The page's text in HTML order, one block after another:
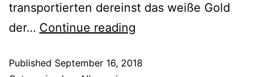
transportierten dereinst das weiße Gold
der… Continue reading
Published September 16, 2018